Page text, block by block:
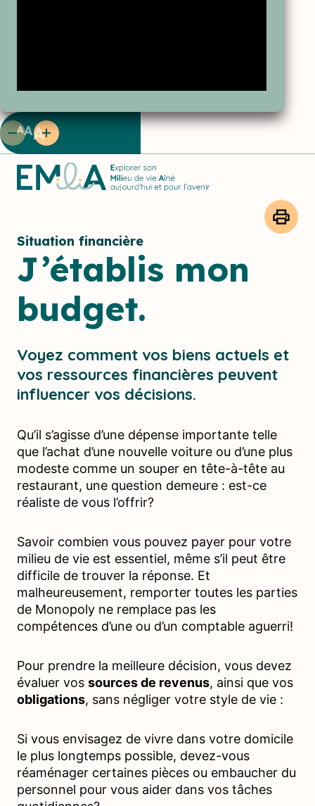
AAA
Situation financière
J’établis mon
budget.
Voyez comment vos biens actuels et
vos ressources financières peuvent
influencer vos décisions.
Qu’il s’agisse d’une dépense importante telle
que l’achat d’une nouvelle voiture ou d’une plus
modeste comme un souper en tête-à-tête au
restaurant, une question demeure : est-ce
réaliste de vous l’offrir?
Savoir combien vous pouvez payer pour votre
milieu de vie est essentiel, même s’il peut être
difficile de trouver la réponse. Et
malheureusement, remporter toutes les parties
de Monopoly ne remplace pas les
compétences d’une ou d’un comptable aguerri!
Pour prendre la meilleure décision, vous devez
évaluer vos sources de revenus, ainsi que vos
obligations, sans négliger votre style de vie :
Si vous envisagez de vivre dans votre domicile
le plus longtemps possible, devez-vous
réaménager certaines pièces ou embaucher du
personnel pour vous aider dans vos tâches